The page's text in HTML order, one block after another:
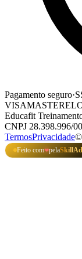
Pagamento seguro·
VISAMASTER
Educafit
CNPJ 28.398.996/
TermosPrivacidade©
Feito com❤pela